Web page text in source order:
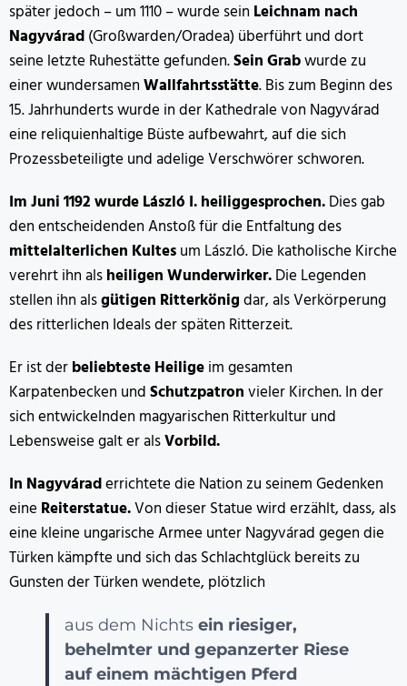
später jedoch – um 1110 – wurde sein Leichnam nach
Nagyvárad(Großwarden/Oradea) überführt und dort
seine letzte Ruhestätte gefunden.Sein Grabwurde zu
einer wundersamenWallfahrtsstätte. Bis zum Beginn des
15. Jahrhunderts wurde in der Kathedrale von Nagyvárad
eine reliquienhaltige Büste aufbewahrt, auf die sich
Prozessbeteiligte und adelige Verschwörer schworen.
Im Juni 1192 wurde László I. heiliggesprochen.Dies gab
den entscheidenden Anstoß für die Entfaltung des
mittelalterlichen Kultesum László. Die katholische Kirche
verehrt ihn alsheiligen Wunderwirker.Die Legenden
stellen ihn alsgütigen Ritterkönigdar, als Verkörperung
des ritterlichen Ideals der späten Ritterzeit.
Er ist derbeliebteste Heiligeim gesamten
Karpatenbecken undSchutzpatronvieler Kirchen. In der
sich entwickelnden magyarischen Ritterkultur und
Lebensweise galt er alsVorbild.
In Nagyváraderrichtete die Nation zu seinem Gedenken
eine Reiterstatue.Von dieser Statue wird erzählt, dass, als
eine kleine ungarische Armee unter Nagyvárad gegen die
Türken kämpfte und sich das Schlachtglück bereits zu
Gunsten der Türken wendete, plötzlich
aus dem Nichts ein riesiger,
behelmter und gepanzerter Riese
auf einem mächtigen Pferd